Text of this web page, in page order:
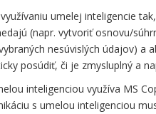
umelej inteligencie
(napr. vytvoriť osnovu/
nesúvislých údajov) a
posúdiť, či je zmysluplný a
inteligenciou využíva MS
s umelou inteligenciou